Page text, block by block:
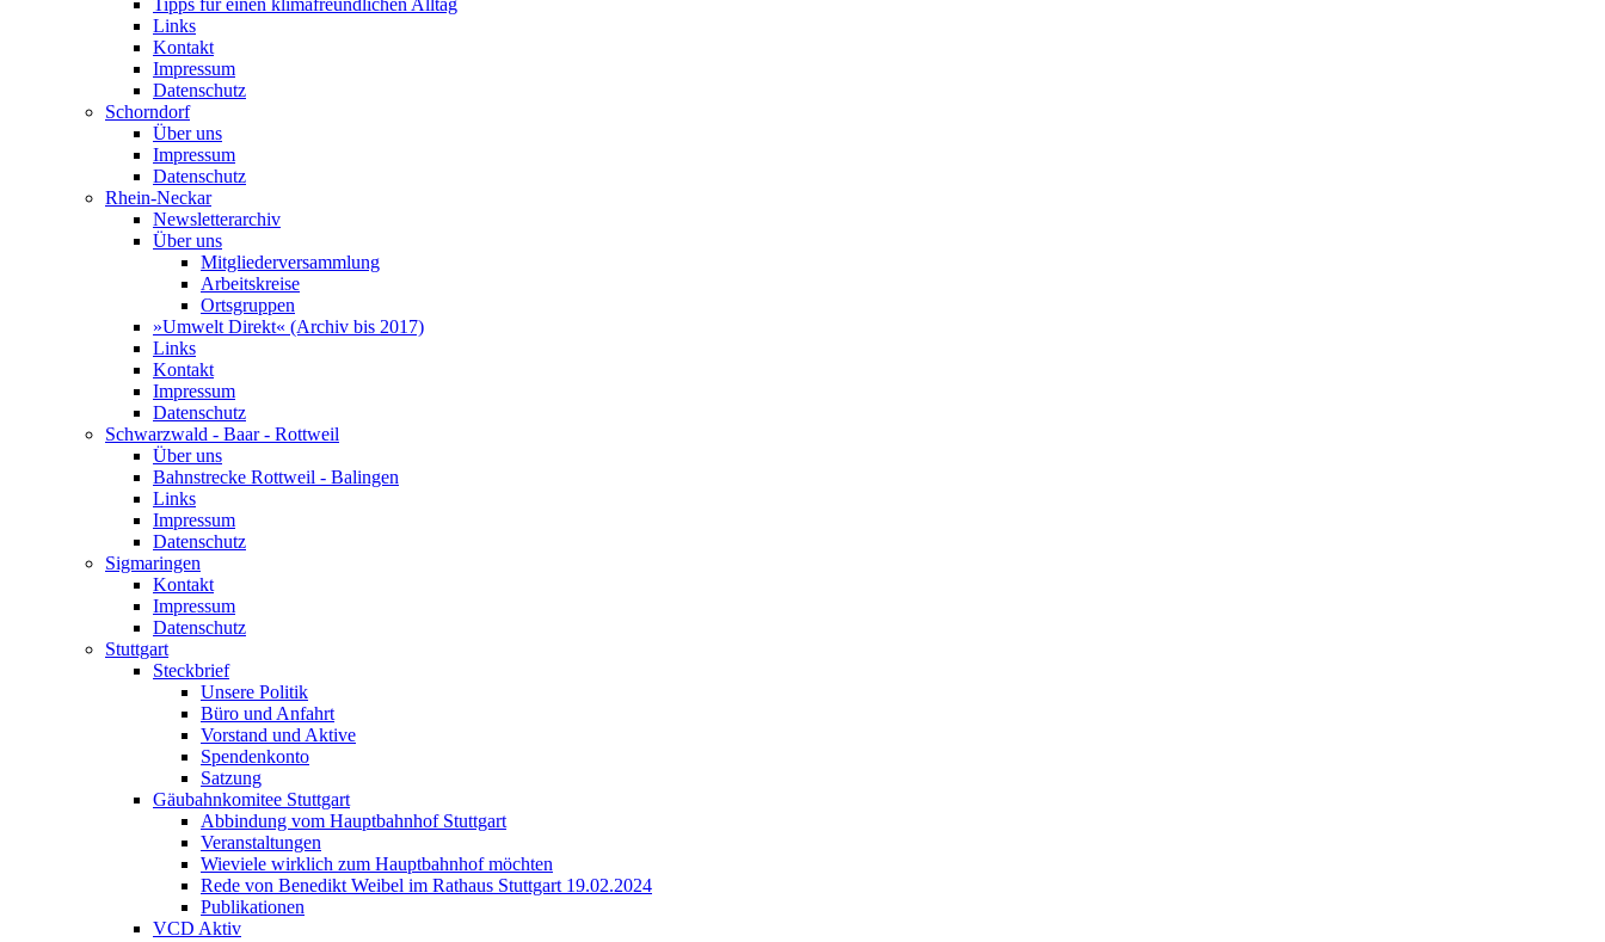
Tipps für einen klimafreundlichen Alltag
Links
Kontakt
Impressum
Datenschutz
Schorndorf
Über uns
Impressum
Datenschutz
Rhein-Neckar
Newsletterarchiv
Über uns
Mitgliederversammlung
Arbeitskreise
Ortsgruppen
»Umwelt Direkt« (Archiv bis 2017)
Links
Kontakt
Impressum
Datenschutz
Schwarzwald - Baar - Rottweil
Über uns
Bahnstrecke Rottweil - Balingen
Links
Impressum
Datenschutz
Sigmaringen
Kontakt
Impressum
Datenschutz
Stuttgart
Steckbrief
Unsere Politik
Büro und Anfahrt
Vorstand und Aktive
Spendenkonto
Satzung
Gäubahnkomitee Stuttgart
Abbindung vom Hauptbahnhof Stuttgart
Veranstaltungen
Wieviele wirklich zum Hauptbahnhof möchten
Rede von Benedikt Weibel im Rathaus Stuttgart 19.02.2024
Publikationen
VCD Aktiv